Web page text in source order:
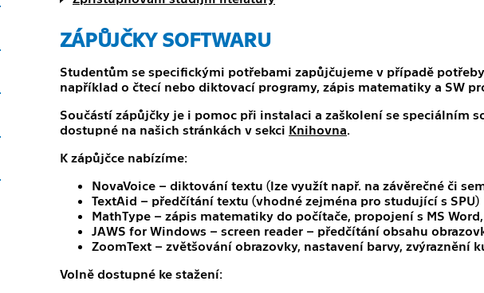
ZÁPŮJČKY SOFTWARU
Studentům se specifickými potřebami zapůjčujeme v případě
například o čtecí nebo diktovací programy, zápis matematiky a SW
Součástí zápůjčky je i pomoc při instalaci a zaškolení se speciálním
dostupné na našich stránkách v sekci Knihovna.
K zápůjčce nabízíme:
NovaVoice – diktování textu (lze využít např. na závěrečné či
TextAid – předčítání textu (vhodné zejména pro studující s SPU)
MathType – zápis matematiky do počítače, propojení s MS Word,
JAWS for Windows – screen reader – předčítání obsahu
ZoomText – zvětšování obrazovky, nastavení barvy, zvýraznění
Volně dostupné ke stažení: